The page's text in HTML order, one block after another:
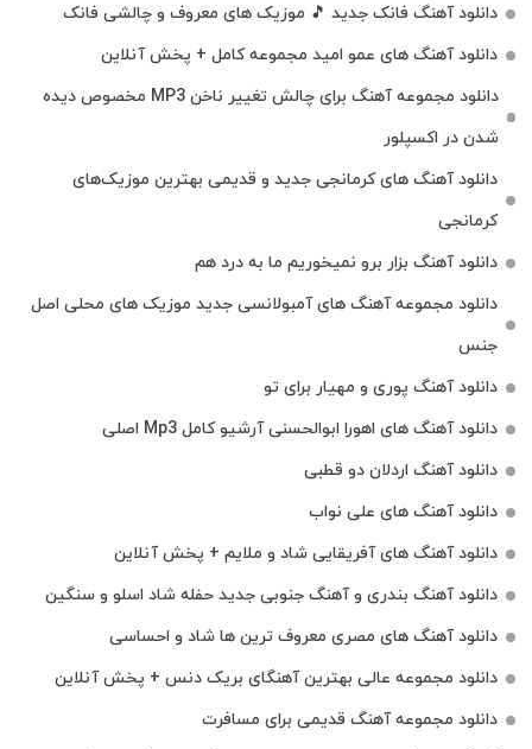
دانلود آهنگ فانک جدید 🎵 موزیک‌ های معروف و چالشی فانک
دانلود آهنگ های عمو امید مجموعه کامل + پخش آنلاین
دانلود مجموعه آهنگ برای چالش تغییر ناخن MP3 مخصوص دیده
شدن در اکسپلور
دانلود آهنگ‌ های کرمانجی جدید و قدیمی بهترین موزیک‌های
کرمانجی
دانلود آهنگ بزار برو نمیخوریم ما به درد هم
دانلود مجموعه آهنگ های آمبولانسی جدید موزیک های محلی اصل
جنس
دانلود آهنگ پوری و مهیار برای تو
دانلود آهنگ های اهورا ابوالحسنی آرشیو کامل Mp3 اصلی
دانلود آهنگ اردلان دو قطبی
دانلود آهنگ های علی نواب
دانلود آهنگ های آفریقایی شاد و ملایم + پخش آنلاین
دانلود آهنگ بندری و آهنگ جنوبی جدید حفله شاد اسلو و سنگین
دانلود آهنگ های مصری معروف ترین ها شاد و احساسی
دانلود مجموعه عالی بهترین آهنگای بریک دنس + پخش آنلاین
دانلود مجموعه آهنگ قدیمی برای مسافرت